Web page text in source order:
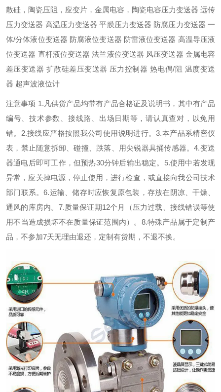
散硅，陶瓷压阻，应变片，金属电容，陶瓷电容压力变送器 远传
压力变送器 高温压力变送器 平膜压力变送器 防腐压力变送器 一
体/分体液位变送器 防腐液位变送器 防雷液位变送器 高温导压液
位变送器 直杆液位变送器 法兰液位变送器 风压变送器 金属电容
差压变送器 扩散硅差压变送器 压力控制器 热电偶/阻 温度变送
器 超声波液位计
注意事项 1.凡供货产品均带有产品合格证及说明书，其中有产品
编号、技术参数、接线路、出场日期等，请认真查对，以免用
错。2.接线应严格按照我公司使用说明进行。3.本产品系精密仪
表，禁止随意拆卸、碰撞、跌落、用尖锐器具捅传感器。4.变送
器通电后即可工作，但预热30分钟后输出稳定。5.使用中若发现
异常，应关掉电源，停止使用，进行检查，或直接向我公司技术
部门联系。6.运输、储存时应恢复原包装，存放在阴凉、干燥、
通风的库房内。7.质量保证期12个月（压力过载、接线错误等使
用不当造成损坏不在质量保证范围内）。8.特殊产品属于定制产
品，不参加7天无理由退还，定制有货期，不退不换。